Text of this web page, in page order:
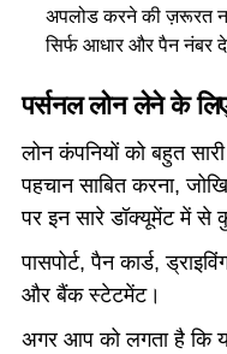
अपलोड करने की ज़रूरत
सिर्फ आधार और पैन नंबर
पर्सनल लोन लेने के
लोन कंपनियों को बहुत
पहचान साबित करना,
पर इन सारे डॉक्यूमेंट में से
पासपोर्ट, पैन कार्ड,
और बैंक स्टेटमेंट।
अगर आप को लगता है कि